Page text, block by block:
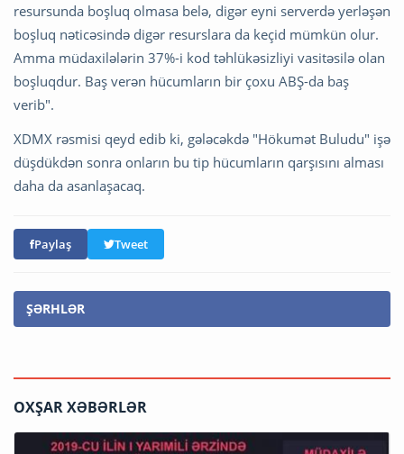
resursunda boşluq olmasa belə, digər eyni serverdə yerləşən
boşluq nəticəsində digər resurslara da keçid mümkün olur.
Amma müdaxilələrin 37%-i kod təhlükəsizliyi vasitəsilə olan
boşluqdur. Baş verən hücumların bir çoxu ABŞ-da baş
verib".
XDMX rəsmisi qeyd edib ki, gələcəkdə "Hökumət Buludu" işə
düşdükdən sonra onların bu tip hücumların qarşısını alması
daha da asanlaşacaq.
Paylaş Tweet
ŞƏRHLƏR
OXŞAR XƏBƏRLƏR